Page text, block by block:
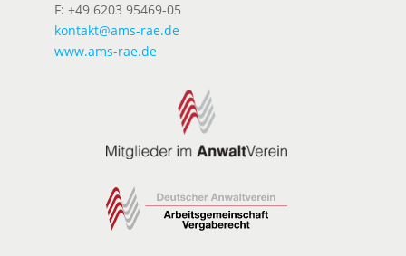
F: +49 6203 95469-05
kontakt@ams-rae.de
www.ams-rae.de